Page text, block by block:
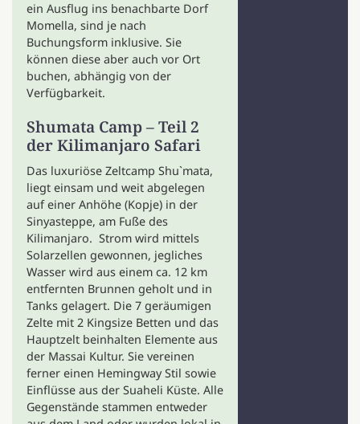
ein Ausflug ins benachbarte Dorf
Momella, sind je nach
Buchungsform inklusive. Sie
können diese aber auch vor Ort
buchen, abhängig von der
Verfügbarkeit.
Shumata Camp – Teil 2
der Kilimanjaro Safari
Das luxuriöse Zeltcamp Shu`mata,
liegt einsam und weit abgelegen
auf einer Anhöhe (Kopje) in der
Sinyasteppe, am Fuße des
Kilimanjaro. Strom wird mittels
Solarzellen gewonnen, jegliches
Wasser wird aus einem ca. 12 km
entfernten Brunnen geholt und in
Tanks gelagert. Die 7 geräumigen
Zelte mit 2 Kingsize Betten und das
Hauptzelt beinhalten Elemente aus
der Massai Kultur. Sie vereinen
ferner einen Hemingway Stil sowie
Einflüsse aus der Suaheli Küste. Alle
Gegenstände stammen entweder